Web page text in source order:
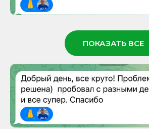
ПОКАЗАТЬ ВСЕ